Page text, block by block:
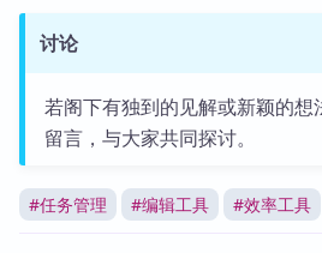
讨论
若阁下有独到的见解或新颖的
留言，与大家共同探讨。
#任务管理 #编辑工具 #效率工具